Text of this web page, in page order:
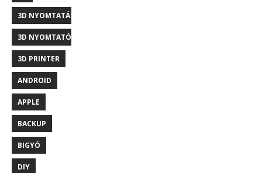
3D NYOMTATÁS
3D NYOMTATÓ
3D PRINTER
ANDROID
APPLE
BACKUP
BIGYÓ
DIY